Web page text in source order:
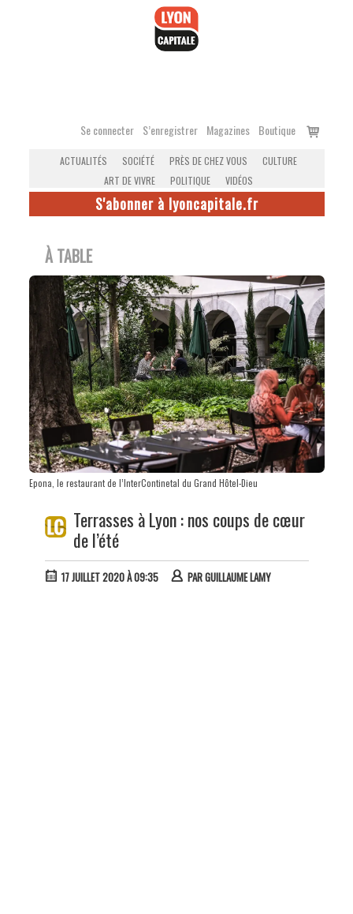
Se connecter S’enregistrer Magazines Boutique
Voir
ACTUALITÉS SOCIÉTÉ PRÈS DE CHEZ VOUS
CULTURE
ART DE VIVRE
POLITIQUE VIDÉOS
S'abonner à lyoncapitale.fr
À TABLE
Epona, le restaurant de l’InterContinetal du Grand Hôtel-Dieu
Terrasses à Lyon : nos coups de cœur
de l’été
17 JUILLET 2020 À 09:35 PARGUILLAUME LAMY